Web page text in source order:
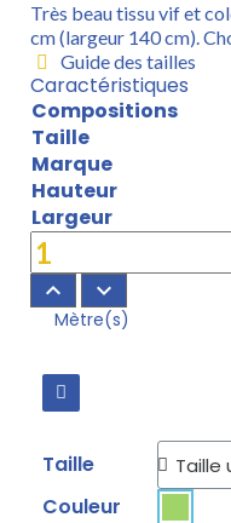
Très beau tissu vif et
cm (largeur 140 cm).
Guide des tailles
Caractéristiques
Compositions
Taille
Marque
Hauteur
Largeur
keyboard_arrow_up keyboard_arrow_down
Mètre(s)
Taille
Couleur